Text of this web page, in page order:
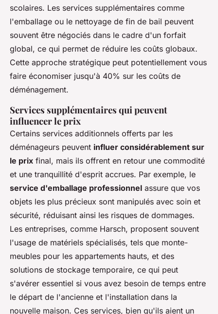
scolaires. Les services supplémentaires comme
l'emballage ou le nettoyage de fin de bail peuvent
souvent être négociés dans le cadre d'un forfait
global, ce qui permet de réduire les coûts globaux.
Cette approche stratégique peut potentiellement vous
faire économiser jusqu'à 40% sur les coûts de
déménagement.
Services supplémentaires qui peuvent
influencer le prix
Certains services additionnels offerts par les
déménageurs peuvent influer considérablement sur
le prix final, mais ils offrent en retour une commodité
et une tranquillité d'esprit accrues. Par exemple, le
service d'emballage professionnel assure que vos
objets les plus précieux sont manipulés avec soin et
sécurité, réduisant ainsi les risques de dommages.
Les entreprises, comme Harsch, proposent souvent
l'usage de matériels spécialisés, tels que monte-
meubles pour les appartements hauts, et des
solutions de stockage temporaire, ce qui peut
s'avérer essentiel si vous avez besoin de temps entre
le départ de l'ancienne et l'installation dans la
nouvelle maison. Ces services, bien qu'ils aient un